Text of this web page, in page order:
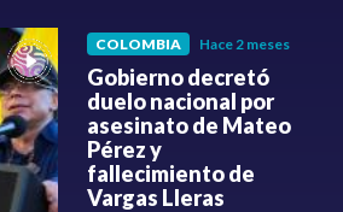
COLOMBIA Hace 2 meses
Gobierno decretó
duelo nacional por
asesinato de Mateo
Pérez y
fallecimiento de
Vargas Lleras